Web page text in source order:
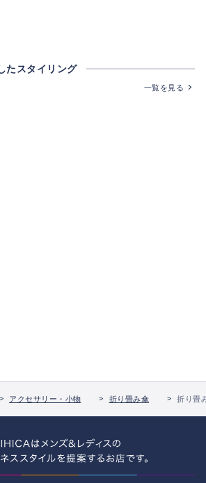
たスタイリング
一覧を見る
アクセサリー・小物 折り畳み傘 折り畳